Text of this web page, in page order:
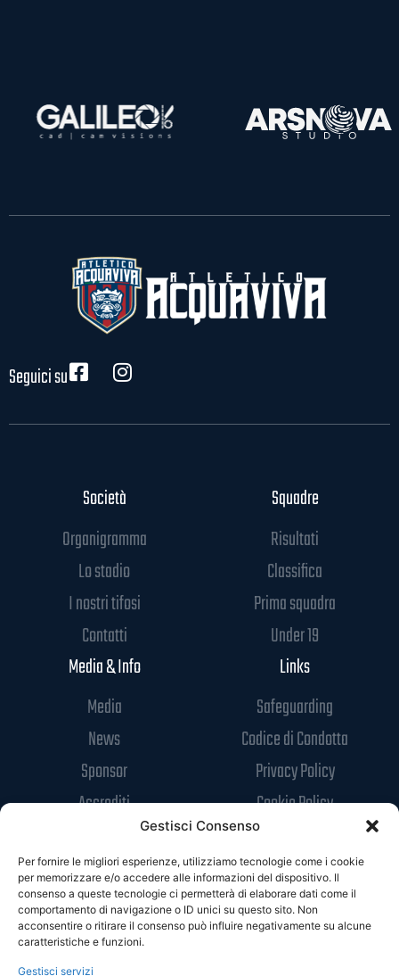
Gestisci Consenso
Per fornire le migliori esperienze, utilizziamo tecnologie come i cookie
per memorizzare e/o accedere alle informazioni del dispositivo. Il
consenso a queste tecnologie ci permetterà di elaborare dati come il
comportamento di navigazione o ID unici su questo sito. Non
acconsentire o ritirare il consenso può influire negativamente su alcune
caratteristiche e funzioni.
Gestisci servizi
Seguici su
Società
Organigramma
Lo stadio
I nostri tifosi
Contatti
Squadre
Risultati
Classifica
Prima squadra
Under 19
Media & Info
Media
News
Sponsor
Accrediti
Links
Safeguarding
Codice di Condotta
Privacy Policy
Cookie Policy